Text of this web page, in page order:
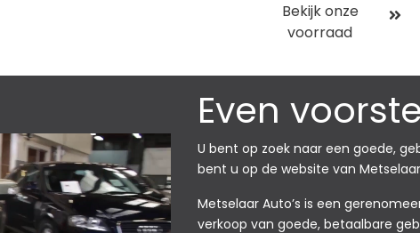
Bekijk onze
voorraad
Even
U bent op zoek naar een goede,
bent u op de website van
Metselaar Auto’s is een
verkoop van goede, betaalbare